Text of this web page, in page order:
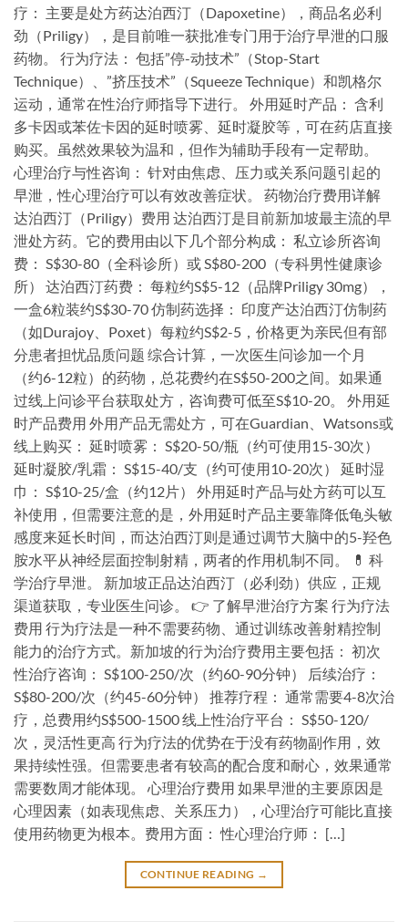
疗： 主要是处方药达泊西汀（Dapoxetine），商品名必利
劲（Priligy），是目前唯一获批准专门用于治疗早泄的口服
药物。 行为疗法： 包括”停-动技术”（Stop-Start
Technique）、”挤压技术”（Squeeze Technique）和凯格尔
运动，通常在性治疗师指导下进行。 外用延时产品： 含利
多卡因或苯佐卡因的延时喷雾、延时凝胶等，可在药店直接
购买。虽然效果较为温和，但作为辅助手段有一定帮助。
心理治疗与性咨询： 针对由焦虑、压力或关系问题引起的
早泄，性心理治疗可以有效改善症状。 药物治疗费用详解
达泊西汀（Priligy）费用 达泊西汀是目前新加坡最主流的早
泄处方药。它的费用由以下几个部分构成： 私立诊所咨询
费： S$30-80（全科诊所）或 S$80-200（专科男性健康诊
所） 达泊西汀药费： 每粒约S$5-12（品牌Priligy 30mg），
一盒6粒装约S$30-70 仿制药选择： 印度产达泊西汀仿制药
（如Durajoy、Poxet）每粒约S$2-5，价格更为亲民但有部
分患者担忧品质问题 综合计算，一次医生问诊加一个月
（约6-12粒）的药物，总花费约在S$50-200之间。如果通
过线上问诊平台获取处方，咨询费可低至S$10-20。 外用延
时产品费用 外用产品无需处方，可在Guardian、Watsons或
线上购买： 延时喷雾： S$20-50/瓶（约可使用15-30次）
延时凝胶/乳霜： S$15-40/支（约可使用10-20次） 延时湿
巾： S$10-25/盒（约12片） 外用延时产品与处方药可以互
补使用，但需要注意的是，外用延时产品主要靠降低龟头敏
感度来延长时间，而达泊西汀则是通过调节大脑中的5-羟色
胺水平从神经层面控制射精，两者的作用机制不同。 💊 科
学治疗早泄。 新加坡正品达泊西汀（必利劲）供应，正规
渠道获取，专业医生问诊。 👉 了解早泄治疗方案 行为疗法
费用 行为疗法是一种不需要药物、通过训练改善射精控制
能力的治疗方式。新加坡的行为治疗费用主要包括： 初次
性治疗咨询： S$100-250/次（约60-90分钟） 后续治疗：
S$80-200/次（约45-60分钟） 推荐疗程： 通常需要4-8次治
疗，总费用约S$500-1500 线上性治疗平台： S$50-120/
次，灵活性更高 行为疗法的优势在于没有药物副作用，效
果持续性强。但需要患者有较高的配合度和耐心，效果通常
需要数周才能体现。 心理治疗费用 如果早泄的主要原因是
心理因素（如表现焦虑、关系压力），心理治疗可能比直接
使用药物更为根本。费用方面： 性心理治疗师： […]
CONTINUE READING →